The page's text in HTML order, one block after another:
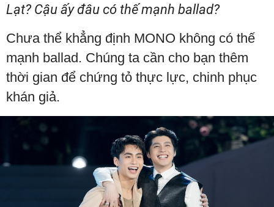
Lạt? Cậu ấy đâu có thế mạnh ballad?
Chưa thể khẳng định MONO không có thế
mạnh ballad. Chúng ta cần cho bạn thêm
thời gian để chứng tỏ thực lực, chinh phục
khán giả.